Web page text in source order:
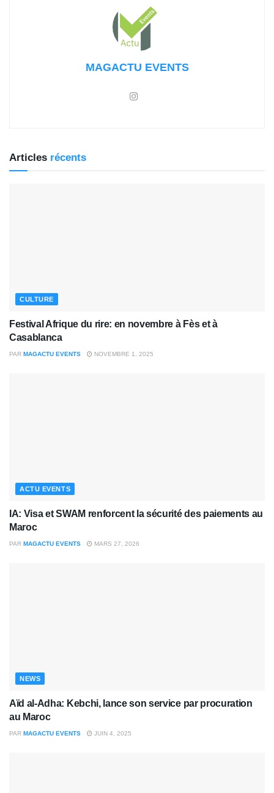
MAGACTU EVENTS
Articles récents
CULTURE
Festival Afrique du rire: en novembre à Fès et à
Casablanca
PAR MAGACTU EVENTS NOVEMBRE 1, 2025
ACTU EVENTS
IA: Visa et SWAM renforcent la sécurité des paiements au
Maroc
PAR MAGACTU EVENTS MARS 27, 2026
NEWS
Aïd al-Adha: Kebchi, lance son service par procuration
au Maroc
PAR MAGACTU EVENTS JUIN 4, 2025